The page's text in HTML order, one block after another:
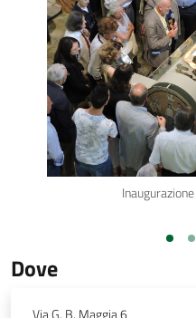
Dove